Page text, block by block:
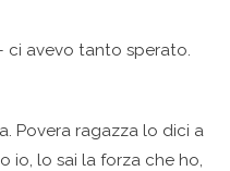
ci avevo tanto sperato.
Povera ragazza lo dici a
io, lo sai la forza che ho,